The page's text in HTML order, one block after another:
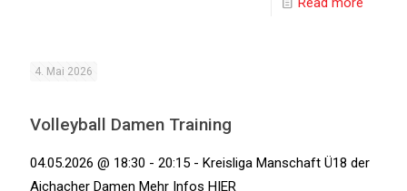
4. Mai 2026
Volleyball Damen Training
04.05.2026 @ 18:30 - 20:15 - Kreisliga Manschaft Ü18 der
Aichacher Damen Mehr Infos HIER